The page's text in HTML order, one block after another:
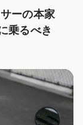
ーの本家
乗るべき